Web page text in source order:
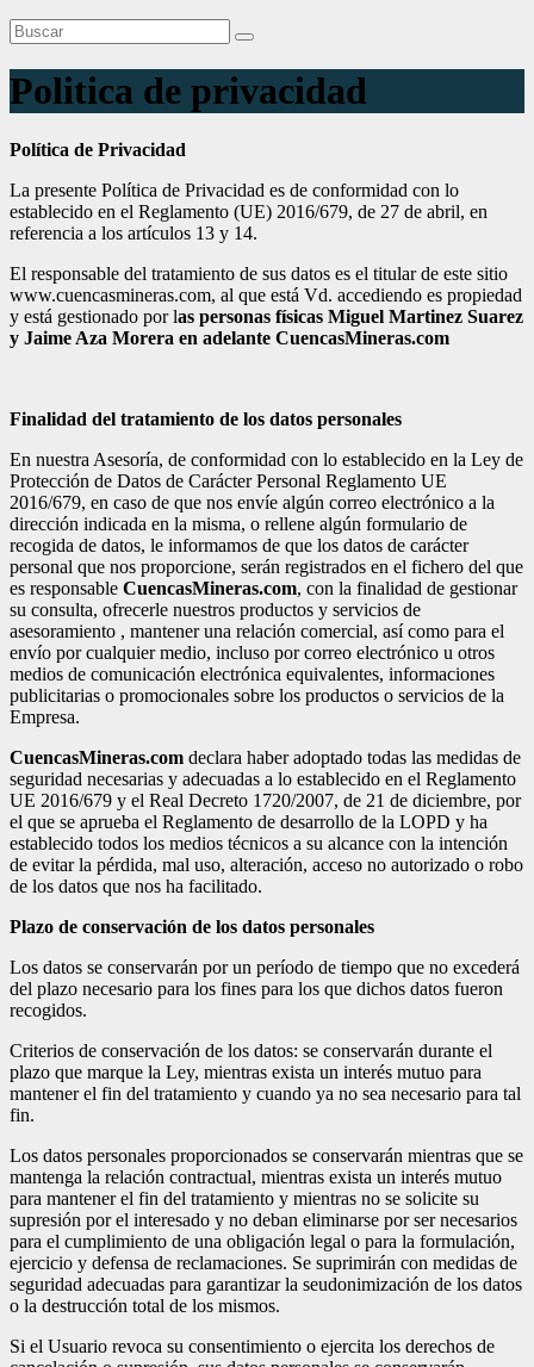
Politica de privacidad
Política de Privacidad
La presente Política de Privacidad es de conformidad con lo
establecido en el Reglamento (UE) 2016/679, de 27 de abril, en
referencia a los artículos 13 y 14.
El responsable del tratamiento de sus datos es el titular de este sitio
www.cuencasmineras.com, al que está Vd. accediendo es propiedad
y está gestionado por las personas físicas Miguel Martinez Suarez
y Jaime Aza Morera en adelante CuencasMineras.com
Finalidad del tratamiento de los datos personales
En nuestra Asesoría, de conformidad con lo establecido en la Ley de
Protección de Datos de Carácter Personal Reglamento UE
2016/679, en caso de que nos envíe algún correo electrónico a la
dirección indicada en la misma, o rellene algún formulario de
recogida de datos, le informamos de que los datos de carácter
personal que nos proporcione, serán registrados en el fichero del que
es responsable CuencasMineras.com, con la finalidad de gestionar
su consulta, ofrecerle nuestros productos y servicios de
asesoramiento , mantener una relación comercial, así como para el
envío por cualquier medio, incluso por correo electrónico u otros
medios de comunicación electrónica equivalentes, informaciones
publicitarias o promocionales sobre los productos o servicios de la
Empresa.
CuencasMineras.com declara haber adoptado todas las medidas de
seguridad necesarias y adecuadas a lo establecido en el Reglamento
UE 2016/679 y el Real Decreto 1720/2007, de 21 de diciembre, por
el que se aprueba el Reglamento de desarrollo de la LOPD y ha
establecido todos los medios técnicos a su alcance con la intención
de evitar la pérdida, mal uso, alteración, acceso no autorizado o robo
de los datos que nos ha facilitado.
Plazo de conservación de los datos personales
Los datos se conservarán por un período de tiempo que no excederá
del plazo necesario para los fines para los que dichos datos fueron
recogidos.
Criterios de conservación de los datos: se conservarán durante el
plazo que marque la Ley, mientras exista un interés mutuo para
mantener el fin del tratamiento y cuando ya no sea necesario para tal
fin.
Los datos personales proporcionados se conservarán mientras que se
mantenga la relación contractual, mientras exista un interés mutuo
para mantener el fin del tratamiento y mientras no se solicite su
supresión por el interesado y no deban eliminarse por ser necesarios
para el cumplimiento de una obligación legal o para la formulación,
ejercicio y defensa de reclamaciones. Se suprimirán con medidas de
seguridad adecuadas para garantizar la seudonimización de los datos
o la destrucción total de los mismos.
Si el Usuario revoca su consentimiento o ejercita los derechos de